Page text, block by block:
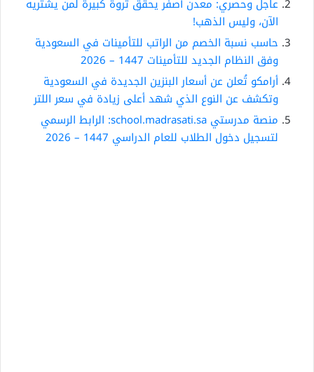
عاجل وحصري: معدن أصفر يحقق ثروة كبيرة لمن يشتريه
الآن، وليس الذهب!
حاسب نسبة الخصم من الراتب للتأمينات في السعودية
وفق النظام الجديد للتأمينات 1447 – 2026
أرامكو تُعلن عن أسعار البنزين الجديدة في السعودية
وتكشف عن النوع الذي شهد أعلى زيادة في سعر اللتر
منصة مدرستي school.madrasati.sa: الرابط الرسمي
لتسجيل دخول الطلاب للعام الدراسي 1447 – 2026